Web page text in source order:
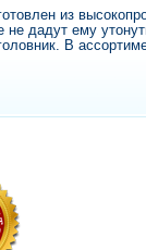
из
дадут ему
В